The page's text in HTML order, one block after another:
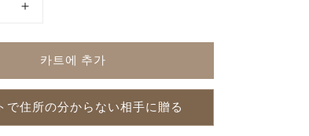
지
수
량
늘
카트에 추가
で住所の分からない相手に贈る